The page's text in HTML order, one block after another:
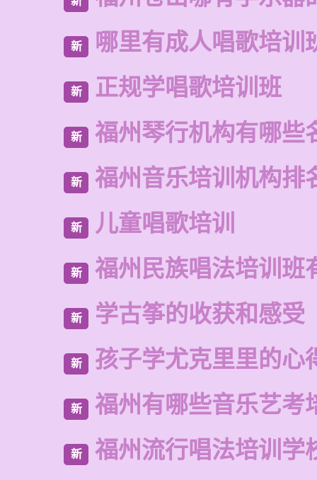
新 哪里有成人唱歌培训
新 正规学唱歌培训班
新 福州琴行机构有哪些
新 福州音乐培训机构排
新 儿童唱歌培训
新 福州民族唱法培训班
新 学古筝的收获和感受
新 孩子学尤克里里的心
新 福州有哪些音乐艺考
新 福州流行唱法培训学